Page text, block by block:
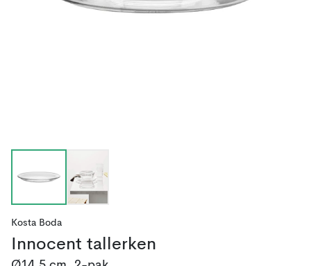
Kosta Boda
Innocent tallerken